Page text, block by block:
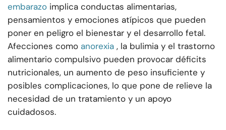
embarazo implica conductas alimentarias,
pensamientos y emociones atípicos que pueden
poner en peligro el bienestar y el desarrollo fetal.
Afecciones como anorexia , la bulimia y el trastorno
alimentario compulsivo pueden provocar déficits
nutricionales, un aumento de peso insuficiente y
posibles complicaciones, lo que pone de relieve la
necesidad de un tratamiento y un apoyo
cuidadosos.